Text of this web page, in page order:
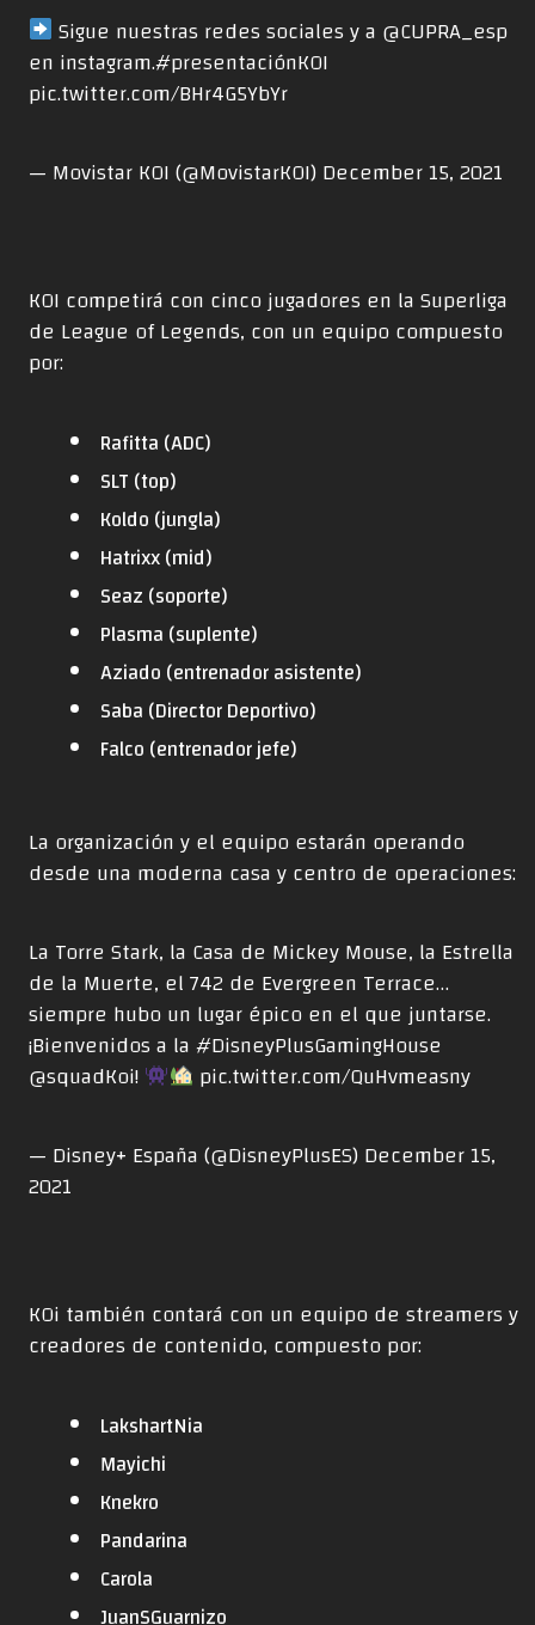
Sigue nuestras redes sociales y a @CUPRA_esp
en instagram.#presentaciónKOI
pic.twitter.com/BHr4G5YbYr
— Movistar KOI (@MovistarKOI)December 15, 2021
KOI competirá con cinco jugadores en la Superliga
de League of Legends, con un equipo compuesto
por:
Rafitta (ADC)
SLT (top)
Koldo (jungla)
Hatrixx (mid)
Seaz (soporte)
Plasma (suplente)
Aziado (entrenador asistente)
Saba (Director Deportivo)
Falco (entrenador jefe)
La organización y el equipo estarán operando
desde una moderna casa y centro de operaciones:
La Torre Stark, la Casa de Mickey Mouse, la Estrella
de la Muerte, el 742 de Evergreen Terrace…
siempre hubo un lugar épico en el que juntarse.
¡Bienvenidos a la#DisneyPlusGamingHouse
@squadKoi!
pic.twitter.com/QuHvmeasny
— Disney+ España (@DisneyPlusES)December 15,
2021
KOi también contará con un equipo de streamers y
creadores de contenido, compuesto por:
LakshartNia
Mayichi
Knekro
Pandarina
Carola